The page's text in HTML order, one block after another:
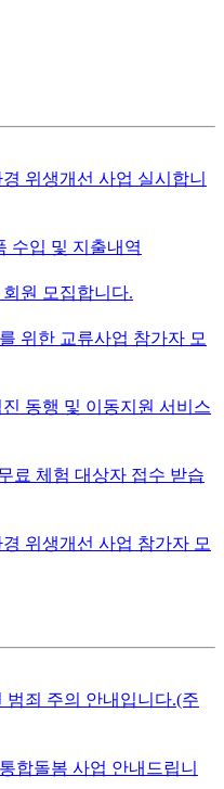
위생개선 사업 실시합니
수입 및 지출내역
원 모집합니다.
위한 교류사업 참가자 모
동행 및 이동지원 서비스
료 체험 대상자 접수 받습
위생개선 사업 참가자 모
죄 주의 안내입니다.(주
합돌봄 사업 안내드립니